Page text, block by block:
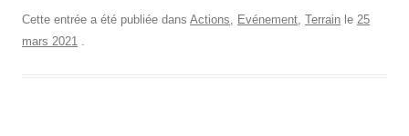
Cette entrée a été publiée dans Actions, Evénement, Terrain le 25
mars 2021 .